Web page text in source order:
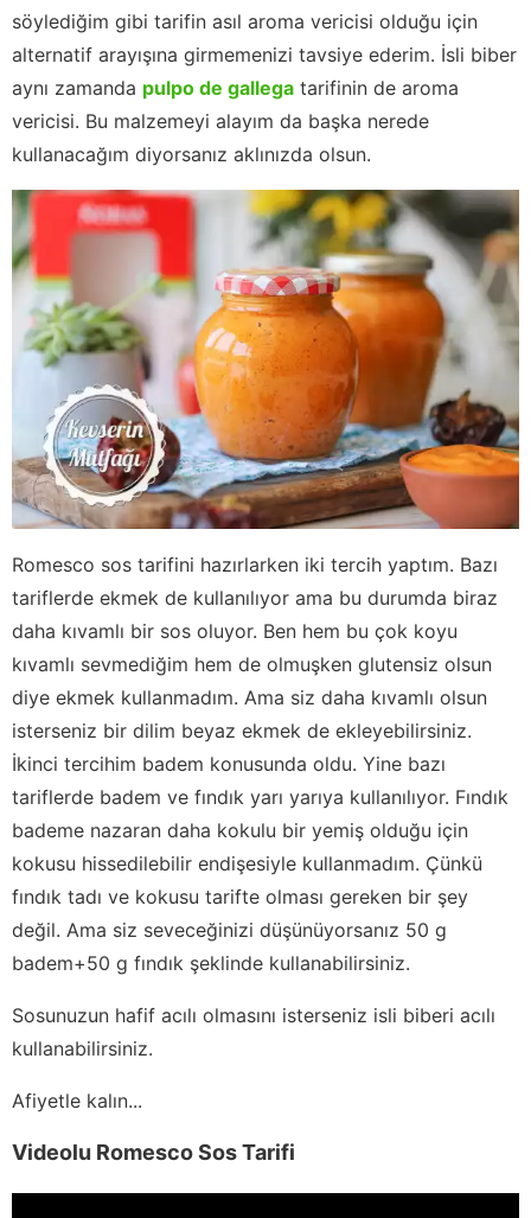
söylediğim gibi tarifin asıl aroma vericisi olduğu için
alternatif arayışına girmemenizi tavsiye ederim. İsli biber
aynı zamanda pulpo de gallega tarifinin de aroma
vericisi. Bu malzemeyi alayım da başka nerede
kullanacağım diyorsanız aklınızda olsun.
Romesco sos tarifini hazırlarken iki tercih yaptım. Bazı
tariflerde ekmek de kullanılıyor ama bu durumda biraz
daha kıvamlı bir sos oluyor. Ben hem bu çok koyu
kıvamlı sevmediğim hem de olmuşken glutensiz olsun
diye ekmek kullanmadım. Ama siz daha kıvamlı olsun
isterseniz bir dilim beyaz ekmek de ekleyebilirsiniz.
İkinci tercihim badem konusunda oldu. Yine bazı
tariflerde badem ve fındık yarı yarıya kullanılıyor. Fındık
bademe nazaran daha kokulu bir yemiş olduğu için
kokusu hissedilebilir endişesiyle kullanmadım. Çünkü
fındık tadı ve kokusu tarifte olması gereken bir şey
değil. Ama siz seveceğinizi düşünüyorsanız 50 g
badem+50 g fındık şeklinde kullanabilirsiniz.
Sosunuzun hafif acılı olmasını isterseniz isli biberi acılı
kullanabilirsiniz.
Afiyetle kalın...
Videolu Romesco Sos Tarifi